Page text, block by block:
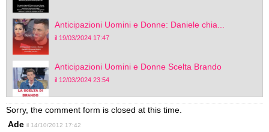
Anticipazioni Uomini e Donne: Daniele chia...
il 19/03/2024 17:47
Anticipazioni Uomini e Donne Scelta Brando
il 12/03/2024 23:54
Sorry, the comment form is closed at this time.
Ade il 14/10/2012 17:42